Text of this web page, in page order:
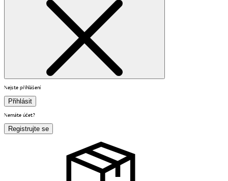
Nejste přihlášení
Přihlásit
Nemáte účet?
Registrujte se